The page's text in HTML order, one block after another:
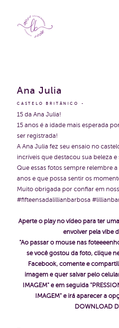
CASTELO BRITÂNICO
Ana Julia
15 da Ana Julia!
15 anos é a idade mais esperada
ser registrada!
A Ana Julia fez seu ensaio no
incríveis que destacou sua beleza
Que essas fotos sempre relembre a
anos e que possa sentir os
Muito obrigada por confiar em
#fifteensadalillianbarbosa
Aperte o play no vídeo para ter
envolver pela vibe
"Ao passar o mouse nas
se você gostou da foto, clique
Facebook, comente e
imagem e quer salvar pelo
IMAGEM" e em seguida
IMAGEM" e irá aparecer a
DOWNLOAD